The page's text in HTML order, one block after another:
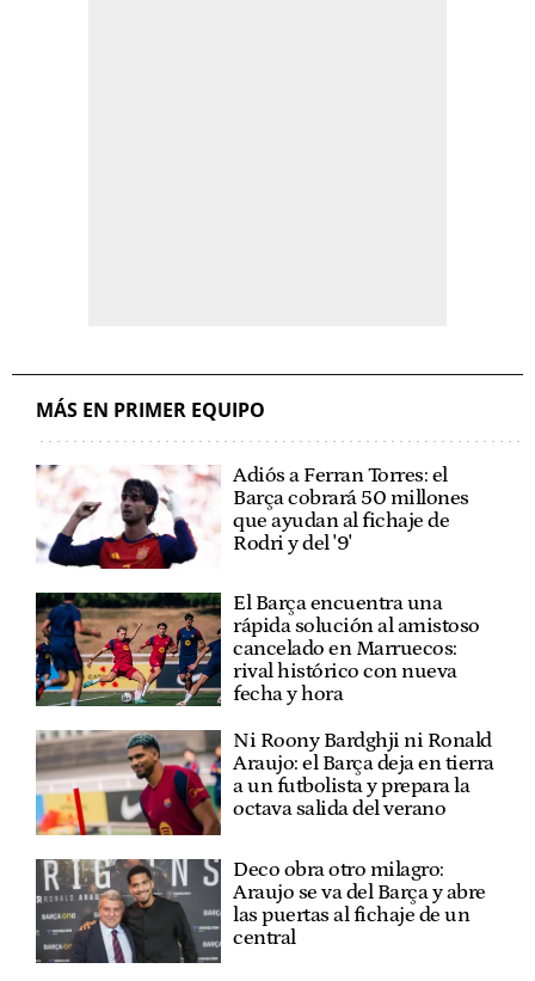
MÁS EN PRIMER EQUIPO
Adiós a Ferran Torres: el
Barça cobrará 50 millones
que ayudan al fichaje de
Rodri y del '9'
El Barça encuentra una
rápida solución al amistoso
cancelado en Marruecos:
rival histórico con nueva
fecha y hora
Ni Roony Bardghji ni Ronald
Araujo: el Barça deja en tierra
a un futbolista y prepara la
octava salida del verano
Deco obra otro milagro:
Araujo se va del Barça y abre
las puertas al fichaje de un
central